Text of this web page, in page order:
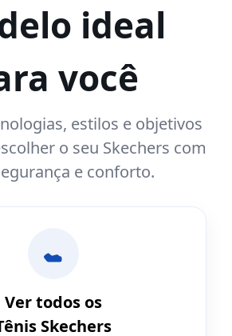
ideal
você
estilos e objetivos
o seu Skechers com
e conforto.
Ver todos os
Skechers